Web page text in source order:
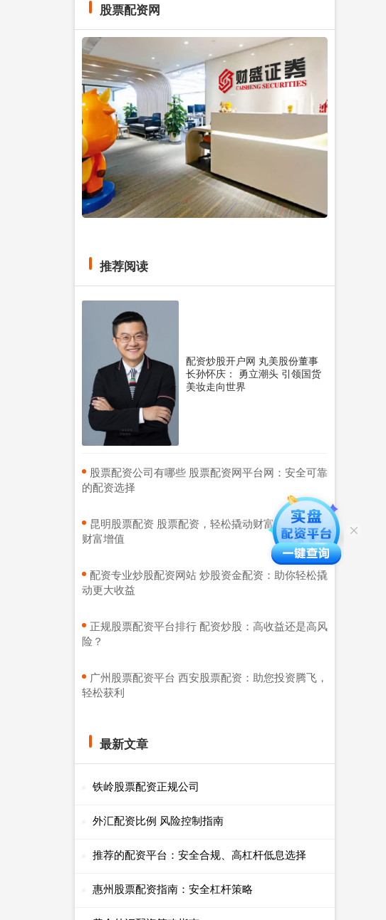
股票配资网
推荐阅读
配资炒股开户网 丸美股份董事
长孙怀庆： 勇立潮头 引领国货
美妆走向世界
​股票配资公司有哪些 股票配资网平台网：安全可靠
的配资选择
​昆明股票配资 股票配资，轻松撬动财富杠杆，实现
财富增值
​配资专业炒股配资网站 炒股资金配资：助你轻松撬
动更大收益
​正规股票配资平台排行 配资炒股：高收益还是高风
险？
​广州股票配资平台 西安股票配资：助您投资腾飞，
轻松获利
最新文章
铁岭股票配资正规公司
外汇配资比例 风险控制指南
推荐的配资平台：安全合规、高杠杆低息选择
惠州股票配资指南：安全杠杆策略